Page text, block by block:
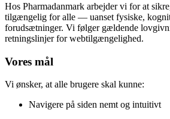
Hos Pharmadanmark arbejder vi for at
tilgængelig for alle — uanset fysiske,
forudsætninger. Vi følger gældende
retningslinjer for webtilgængelighed.
Vores mål
Vi ønsker, at alle brugere skal kunne:
Navigere på siden nemt og intuitivt